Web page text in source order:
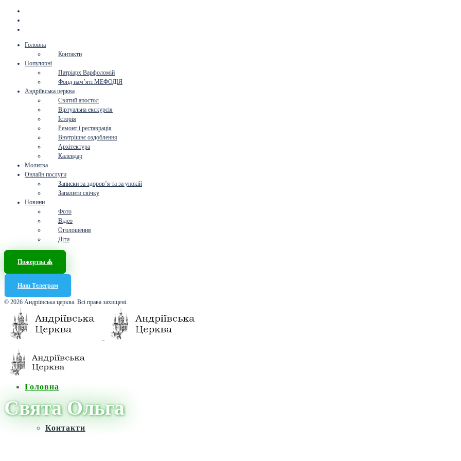
Головна
Контакти
Популярні
Патріарх Варфоломій
Фонд пам’яті МЕФОДІЯ
Андріївська церква
Святий апостол
Віртуальна екскурсія
Історія
Ремонт і реставрація
Внутрішнє оздоблення
Архітектура
Календар
Молитва
Онлайн послуги
Записки за здоров’я та за упокій
Запалити свічку
Новини
Фото
Відео
Оголошення
Діти
Пожертва ⛪️
Наш Телеграм
© 2026 Андріївська церква. Всі права захищені.
Головна
Контакти
Свята Ольга